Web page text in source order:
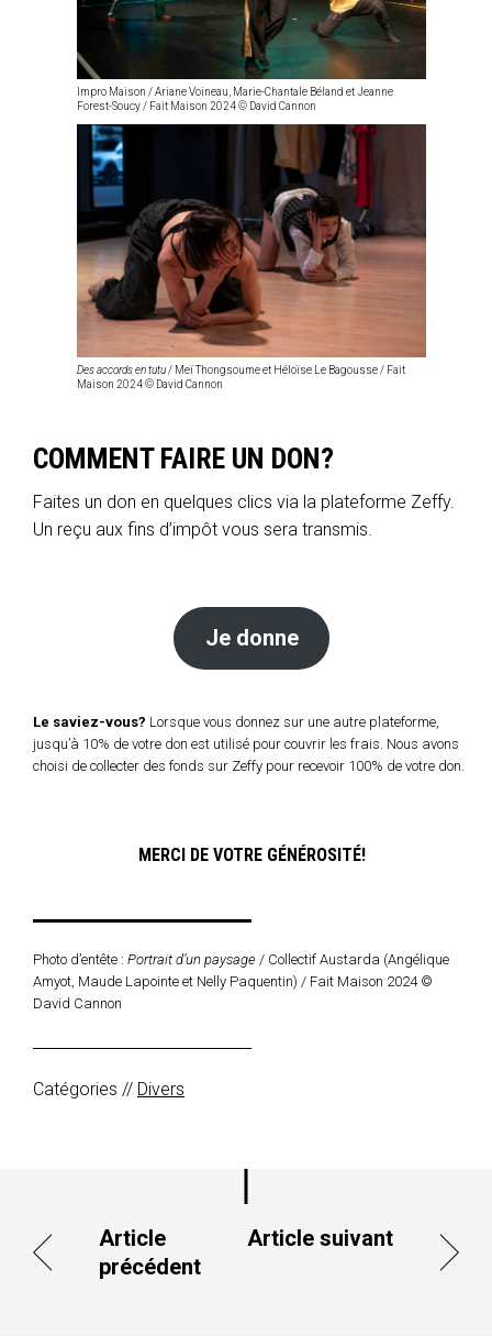
Impro Maison / Ariane Voineau, Marie-Chantale Béland et Jeanne
Forest-Soucy / Fait Maison 2024 © David Cannon
Des accords en tutu/ Meï Thongsoume et Héloïse Le Bagousse / Fait
Maison 2024 © David Cannon
COMMENT FAIRE UN DON?
Faites un don en quelques clics via la plateforme Zeffy.
Un reçu aux fins d’impôt vous sera transmis.
Je donne
Le saviez-vous? Lorsque vous donnez sur une autre plateforme,
jusqu’à 10% de votre don est utilisé pour couvrir les frais. Nous avons
choisi de collecter des fonds sur Zeffy pour recevoir 100% de votre don.
MERCI DE VOTRE GÉNÉROSITÉ!
Photo d’entête : Portrait d’un paysage / Collectif Austarda (Angélique
Amyot, Maude Lapointe et Nelly Paquentin) / Fait Maison 2024 ©
David Cannon
Catégories // Divers
Article
précédent
Article suivant